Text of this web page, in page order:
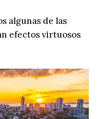
algunas de las
efectos virtuosos